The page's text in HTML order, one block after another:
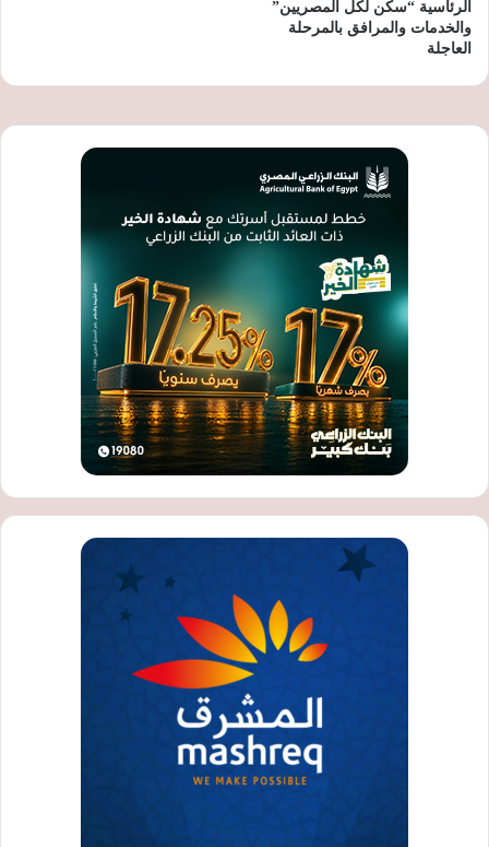
الرئاسية “سكن لكل المصريين”
والخدمات والمرافق بالمرحلة
العاجلة